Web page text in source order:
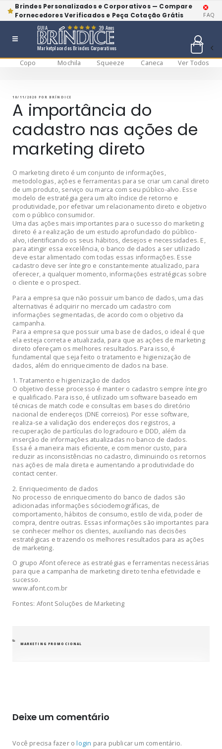
Brindes Personalizados e Corporativos — Compare
Fornecedores Verificados e Peça Cotação Grátis
FAQ
Marketplace dos Brindes Corporativos
GUIA 39 Anos
Copo Mochila Squeeze Caneca
Ver Todos
conteúdo
PUBLICADO
10/11/2020 PORBRÍNDICE
A importância do
cadastro nas ações de
marketing direto
O marketing direto é um conjunto de informações,
metodologias, ações e ferramentas para se criar um canal direto
de um produto, serviço ou marca com seu público-alvo. Esse
modelo de estratégia gera um alto índice de retorno e
produtividade, por efetivar um relacionamento direto e objetivo
com o público consumidor.
Uma das ações mais importantes para o sucesso do marketing
direto é a realização de um estudo aprofundado do público-
alvo, identificando os seus hábitos, desejos e necessidades. E,
para atingir essa excelência, o banco de dados a ser utilizado
deve estar alimentado com todas essas informações. Esse
cadastro deve ser íntegro e constantemente atualizado, para
oferecer, a qualquer momento, informações estratégicas sobre
o cliente e o prospect.
Para a empresa que não possuir um banco de dados, uma das
alternativas é adquirir no mercado um cadastro com
informações segmentadas, de acordo com o objetivo da
campanha.
Para a empresa que possuir uma base de dados, o ideal é que
ela esteja correta e atualizada, para que as ações de marketing
direto ofereçam os melhores resultados. Para isso, é
fundamental que seja feito o tratamento e higienização de
dados, além do enriquecimento de dados na base.
1. Tratamento e higienização de dados
O objetivo desse processo é manter o cadastro sempre íntegro
e qualificado. Para isso, é utilizado um software baseado em
técnicas de match code e consultas em bases do diretório
nacional de endereços (DNE correios). Por esse software,
realiza-se a validação dos endereços dos registros, a
recuperação de partículas do logradouro e DDD, além da
inserção de informações atualizadas no banco de dados.
Essa é a maneira mais eficiente, e com menor custo, para
reduzir as inconsistências no cadastro, diminuindo os retornos
nas ações de mala direta e aumentando a produtividade do
contact center.
2. Enriquecimento de dados
No processo de enriquecimento do banco de dados são
adicionadas informações sóciodemográficas, de
comportamento, hábitos de consumo, estilo de vida, poder de
compra, dentre outras. Essas informações são importantes para
se conhecer melhor os clientes, auxiliando nas decisões
estratégicas e trazendo os melhores resultados para as ações
de marketing.
O grupo Afont oferece as estratégias e ferramentas necessárias
para que a campanha de marketing direto tenha efetividade e
sucesso.
www.afont.com.br
Fontes: Afont Soluções de Marketing
CATEGORIAS
MARKETING PROMOCIONAL
Deixe um comentário
Você precisa fazer ologin para publicar um comentário.